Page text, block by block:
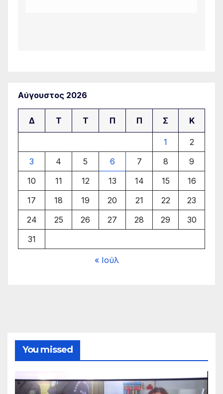
Αύγουστος 2026
Δ Τ Τ Π Π Σ Κ
1
2
3
4 5 6 7 8
9
10
11 12 13 14 15
16
17
18 19 20 21 22
23
24
25 26 27 28 29
30
31
« Ιούλ
You missed